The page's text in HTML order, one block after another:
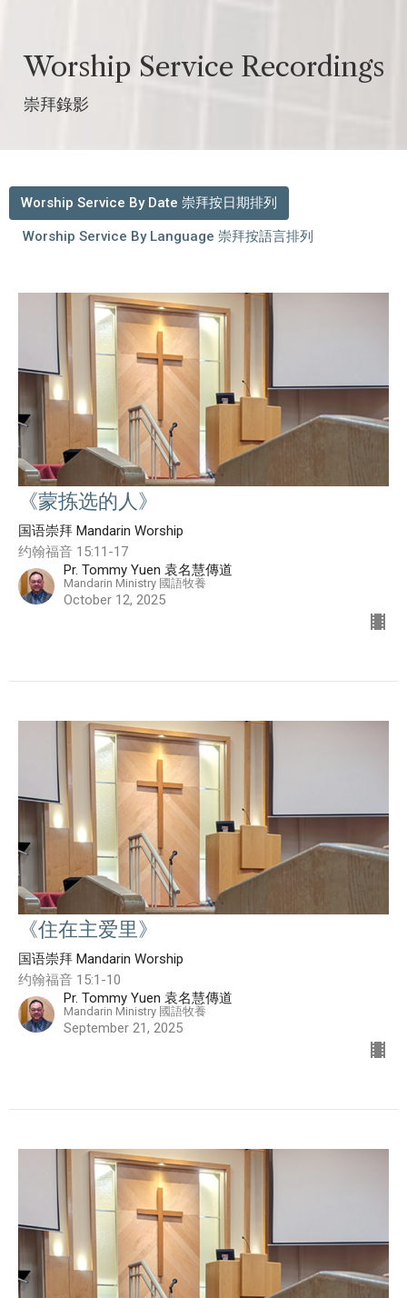
Worship Service Recordings
崇拜錄影
Worship Service By Date 崇拜按日期排列
Worship Service By Language 崇拜按語言排列
《蒙拣选的人》
国语崇拜 Mandarin Worship
约翰福音 15:11-17
Pr. Tommy Yuen 袁名慧傳道
Mandarin Ministry 國語牧養
October 12, 2025
《住在主爱里》
国语崇拜 Mandarin Worship
约翰福音 15:1-10
Pr. Tommy Yuen 袁名慧傳道
Mandarin Ministry 國語牧養
September 21, 2025